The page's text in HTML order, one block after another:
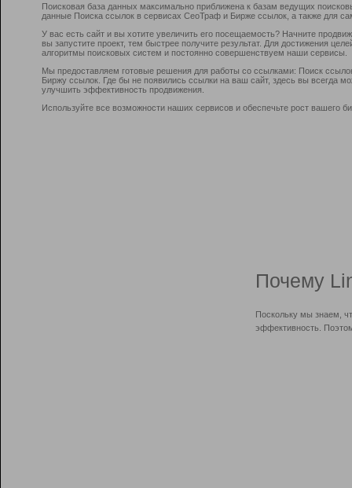
Поисковая база данных максимально приближена к базам ведущих
данные Поиска ссылок в сервисах СеоТраф и Бирже ссылок, а также для
У вас есть сайт и вы хотите увеличить его посещаемость? Начните
вы запустите проект, тем быстрее получите результат. Для достижения
алгоритмы поисковых систем и постоянно совершенствуем наши сервисы.
Мы предоставляем готовые решения для работы со ссылками: Поиск
Биржу ссылок. Где бы не появились ссылки на ваш сайт, здесь вы всегда
улучшить эффективность продвижения.
Используйте все возможности наших сервисов и обеспечьте рост вашего
Почему
Поскольку мы знаем,
эффективность.